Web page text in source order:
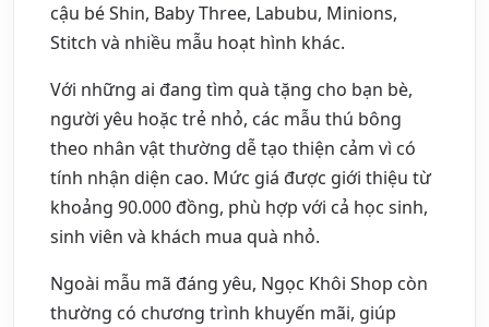
cậu bé Shin, Baby Three, Labubu, Minions,
Stitch và nhiều mẫu hoạt hình khác.
Với những ai đang tìm quà tặng cho bạn bè,
người yêu hoặc trẻ nhỏ, các mẫu thú bông
theo nhân vật thường dễ tạo thiện cảm vì có
tính nhận diện cao. Mức giá được giới thiệu từ
khoảng 90.000 đồng, phù hợp với cả học sinh,
sinh viên và khách mua quà nhỏ.
Ngoài mẫu mã đáng yêu, Ngọc Khôi Shop còn
thường có chương trình khuyến mãi, giúp